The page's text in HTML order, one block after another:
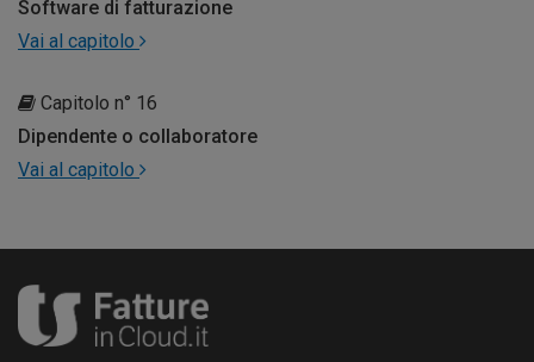
Software di fatturazione
Vai al capitolo
Capitolo n° 16
Dipendente o collaboratore
Vai al capitolo